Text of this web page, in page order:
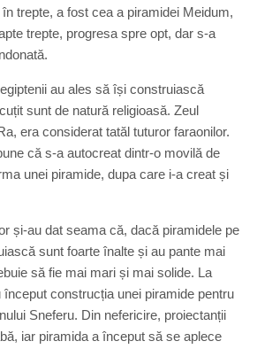
trepte, a fost cea a piramidei Meidum,
trepte, progresa spre opt, dar s-a
au ales să își construiască
sunt de natură religioasă. Zeul
era considerat tatăl tuturor faraonilor.
că s-a autocreat dintr-o movilă de
unei piramide, dupa care i-a creat și
și-au dat seama că, dacă piramidele pe
sunt foarte înalte și au pante mai
să fie mai mari și mai solide. La
început construcția unei piramide pentru
Sneferu. Din nefericire, proiectanții
iar piramida a început să se aplece